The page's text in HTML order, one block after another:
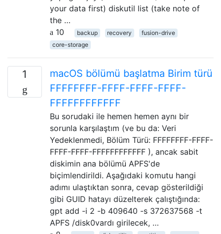
your data first) diskutil list (take note of
the …
10
backup recovery
fusion-drive
core-storage
1
macOS bölümü başlatma Birim türü
FFFFFFFF-FFFF-FFFF-FFFF-
FFFFFFFFFFFF
Bu sorudaki ile hemen hemen aynı bir
sorunla karşılaştım (ve bu da: Veri
Yedeklenmedi, Bölüm Türü: FFFFFFFF-FFFF-
FFFF-FFFF-FFFFFFFFFFFF ), ancak sabit
diskimin ana bölümü APFS'de
biçimlendirildi. Aşağıdaki komutu hangi
adımı ulaştıktan sonra, cevap gösterildiği
gibi GUID hatayı düzelterek çalıştığında:
gpt add -i 2 -b 409640 -s 372637568 -t
APFS /disk0vardı girilecek, …